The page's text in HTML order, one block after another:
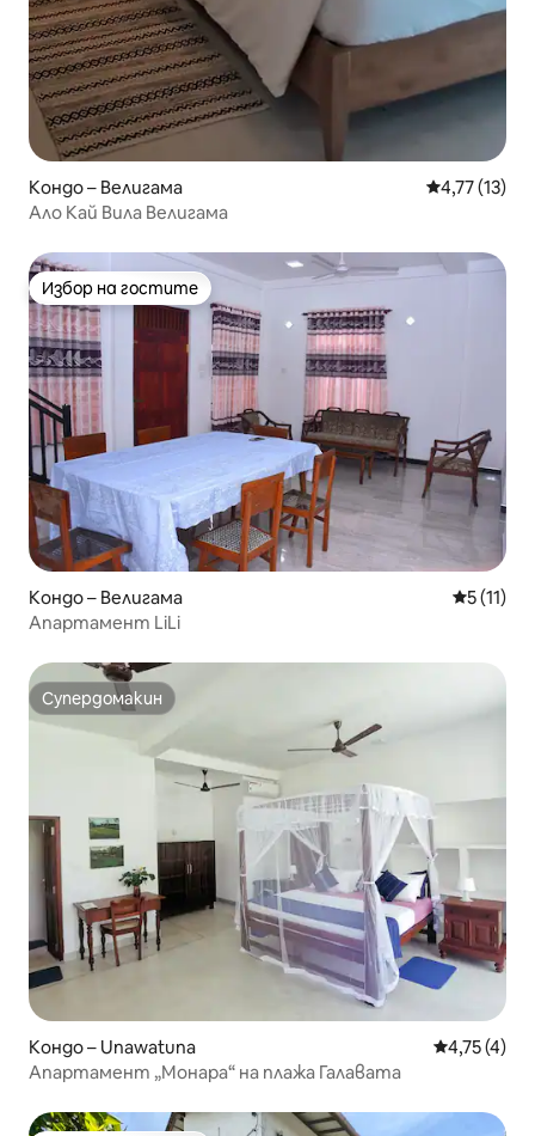
Кондо – Велигама Средна
4,77 (13)
Ало Кай Вила Велигама
Избор на гостите
Избор на гостите
Кондо – Велигама Средна
5 (11)
Апартамент LiLi
Супердомакин
Супердомакин
Кондо – Unawatuna Средна
4,75 (4)
Апартамент „Монара“ на плажа Галавата